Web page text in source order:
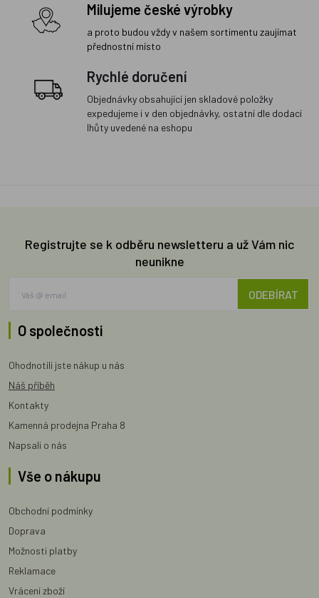
Milujeme české výrobky
a proto budou vždy v našem sortimentu zaujímat
přednostní místo
Rychlé doručení
Objednávky obsahující jen skladové položky
expedujeme i v den objednávky, ostatní dle dodací
lhůty uvedené na eshopu
Registrujte se k odběru newsletteru a už Vám nic
neunikne
ODEBÍRAT
O společnosti
Ohodnotili jste nákup u nás
Náš příběh
Kontakty
Kamenná prodejna Praha 8
Napsali o nás
Vše o nákupu
Obchodní podmínky
Doprava
Možnosti platby
Reklamace
Vrácení zboží